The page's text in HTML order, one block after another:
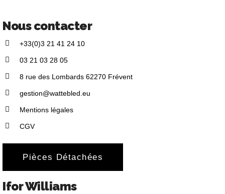
Nous contacter
+33(0)3 21 41 24 10
03 21 03 28 05
8 rue des Lombards 62270 Frévent
gestion@wattebled.eu
Mentions légales
CGV
Pièces Détachées
Ifor Williams